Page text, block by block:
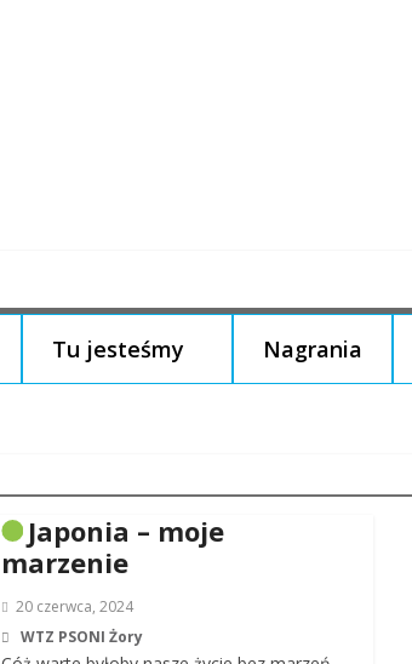
Tu jesteśmy Nagrania
Japonia – moje
marzenie
20 czerwca, 2024
WTZ PSONI Żory